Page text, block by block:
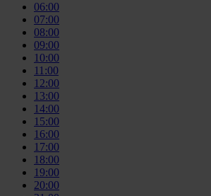
06:00
07:00
08:00
09:00
10:00
11:00
12:00
13:00
14:00
15:00
16:00
17:00
18:00
19:00
20:00